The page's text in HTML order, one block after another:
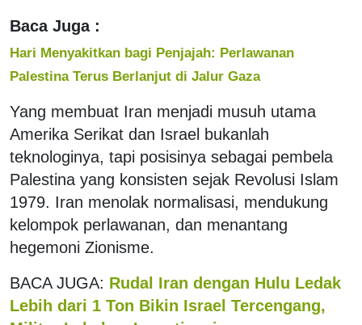
Baca Juga :
Hari Menyakitkan bagi Penjajah: Perlawanan
Palestina Terus Berlanjut di Jalur Gaza
Yang membuat Iran menjadi musuh utama
Amerika Serikat dan Israel bukanlah
teknologinya, tapi posisinya sebagai pembela
Palestina yang konsisten sejak Revolusi Islam
1979. Iran menolak normalisasi, mendukung
kelompok perlawanan, dan menantang
hegemoni Zionisme.
BACA JUGA: Rudal Iran dengan Hulu Ledak
Lebih dari 1 Ton Bikin Israel Tercengang,